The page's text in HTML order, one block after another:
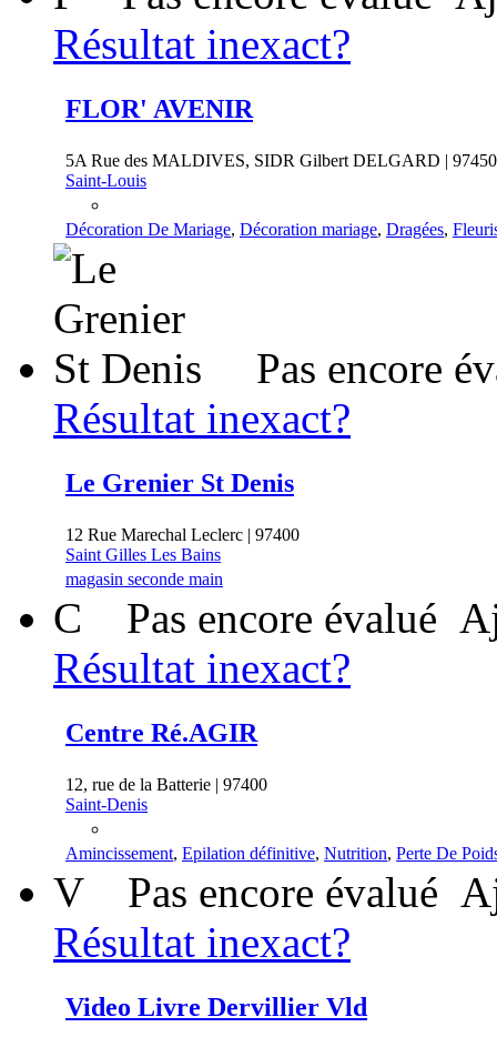
Résultat inexact?
FLOR' AVENIR
5A Rue des MALDIVES, SIDR Gilbert DELGARD | 97450
Saint-Louis
Décoration De Mariage, Décoration mariage, Dragées,
Pas encore
Résultat inexact?
Le Grenier St Denis
12 Rue Marechal Leclerc | 97400
Saint Gilles Les Bains
magasin seconde main
C Pas encore évalué
Résultat inexact?
Centre Ré.AGIR
12, rue de la Batterie | 97400
Saint-Denis
Amincissement, Epilation définitive, Nutrition, Perte De
V Pas encore évalué
Résultat inexact?
Video Livre Dervillier Vld